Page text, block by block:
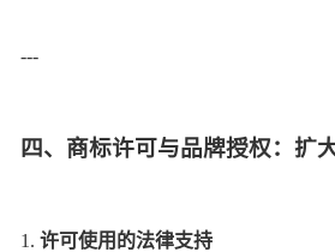
---
四、商标许可与品牌授权：扩
1. 许可使用的法律支持